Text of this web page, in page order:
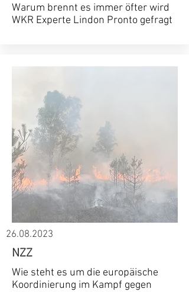
Warum brennt es immer öfter wird
WKR Experte Lindon Pronto gefragt
26.08.2023
NZZ
Wie steht es um die europäische
Koordinierung im Kampf gegen